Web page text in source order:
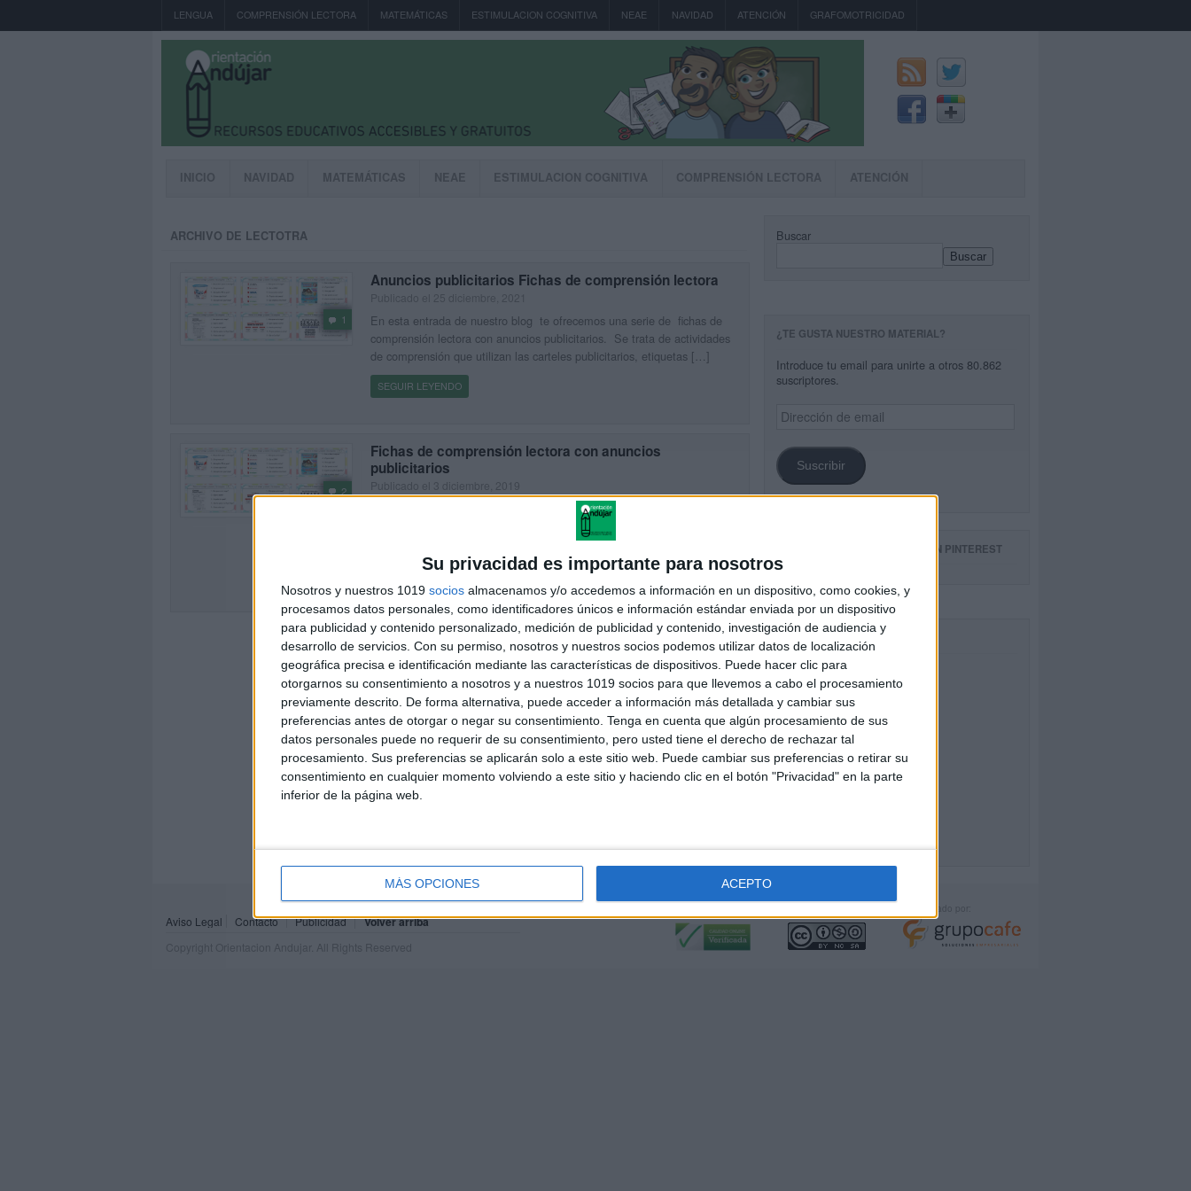
Su privacidad es importante para nosotros
Nosotros y nuestros 1019 socios almacenamos y/o accedemos a información en un dispositivo, como cookies, y
procesamos datos personales, como identificadores únicos e información estándar enviada por un dispositivo
para publicidad y contenido personalizado, medición de publicidad y contenido, investigación de audiencia y
desarrollo de servicios. Con su permiso, nosotros y nuestros socios podemos utilizar datos de localización
geográfica precisa e identificación mediante las características de dispositivos. Puede hacer clic para
otorgarnos su consentimiento a nosotros y a nuestros 1019 socios para que llevemos a cabo el procesamiento
previamente descrito. De forma alternativa, puede acceder a información más detallada y cambiar sus
preferencias antes de otorgar o negar su consentimiento. Tenga en cuenta que algún procesamiento de sus
datos personales puede no requerir de su consentimiento, pero usted tiene el derecho de rechazar tal
procesamiento. Sus preferencias se aplicarán solo a este sitio web. Puede cambiar sus preferencias o retirar su
consentimiento en cualquier momento volviendo a este sitio y haciendo clic en el botón "Privacidad" en la parte
inferior de la página web.
MÁS OPCIONES ACEPTO
LENGUA COMPRENSIÓN LECTORA MATEMÁTICAS ESTIMULACION COGNITIVA NEAE NAVIDAD ATENCIÓN GRAFOMOTRICIDAD
INICIO NAVIDAD MATEMÁTICAS NEAE ESTIMULACION COGNITIVA COMPRENSIÓN LECTORA ATENCIÓN
ARCHIVO DE LECTOTRA
1
Anuncios publicitarios Fichas de comprensión lectora
En esta entrada de nuestro blog te ofrecemos una serie de fichas de
comprensión lectora con anuncios publicitarios. Se trata de actividades
de comprensión que utilizan las carteles publicitarios, etiquetas […]
SEGUIR LEYENDO
2
Fichas de comprensión lectora con anuncios
publicitarios
Publicado el 3 diciembre, 2019
En esta entrada de nuestro blog te ofrecemos una serie de fichas de
comprensión lectora con anuncios publicitarios. Se trata de actividades
de comprensión que utilizan las carteles publicitarios, etiquetas […]
SEGUIR LEYENDO
Buscar
Buscar
¿TE GUSTA NUESTRO MATERIAL?
Introduce tu email para unirte a otros 80.862
suscriptores.
Dirección
de
Suscribir
SIGUE NUESTROS TABLEROS EN PINTEREST
Aviso Legal Contacto Publicidad Volver arriba
Copyright Orientacion Andujar. All Rights Reserved